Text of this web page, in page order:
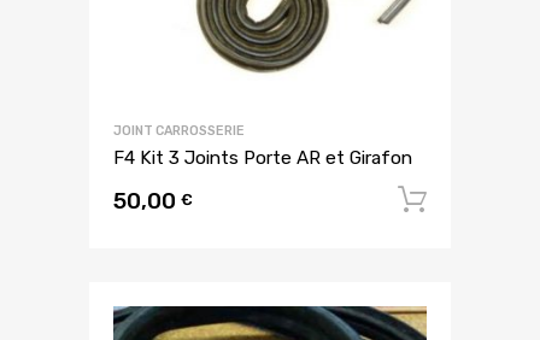
JOINT CARROSSERIE
F4 Kit 3 Joints Porte AR et Girafon
50,00 €